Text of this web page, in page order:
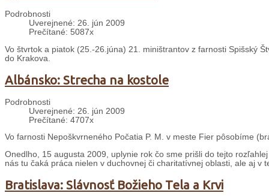
Podrobnosti
Uverejnené: 26. jún 2009
Prečítané: 5087x
Vo štvrtok a piatok (25.-26.júna) 21. miništrantov z farnosti Spišský
do Krakova.
Albánsko: Strecha na kostole
Podrobnosti
Uverejnené: 26. jún 2009
Prečítané: 4707x
Vo farnosti Nepoškvrneného Počatia P. M. v meste Fier pôsobíme
Onedlho, 15 augusta 2009, uplynie rok čo sme prišli do tejto
nás tu čaká práca nielen v duchovnej či charitatívnej oblasti, ale aj v
Bratislava: Slávnosť Božieho Tela a Krvi